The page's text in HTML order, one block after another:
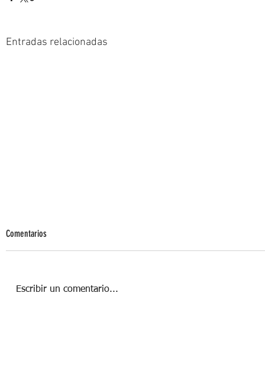
Entradas relacionadas
Comentarios
Escribir un comentario...